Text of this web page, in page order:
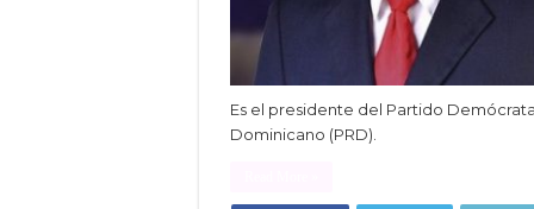
Es el presidente del Partido
Dominicano (PRD).